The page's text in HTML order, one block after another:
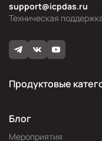
Техническая
support@icpdas.ru
Продуктовые
Блог
Мероприятия